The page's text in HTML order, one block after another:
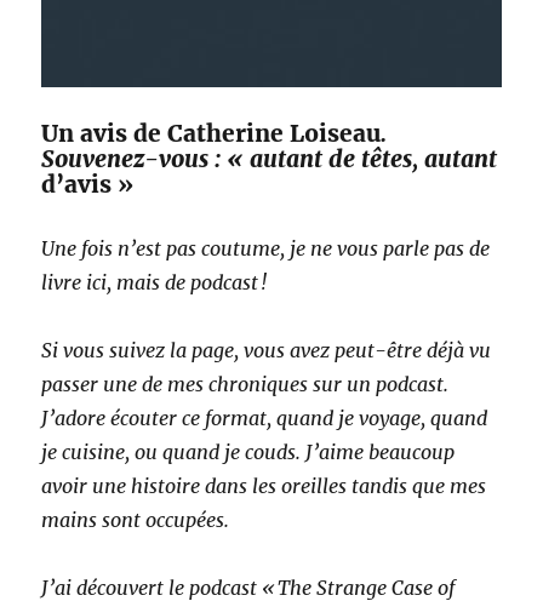
Un avis de Catherine Loiseau.
Souvenez-vous : « autant de têtes, autant
d’avis »
Une fois n’est pas coutume, je ne vous parle pas de
livre ici, mais de podcast !
Si vous suivez la page, vous avez peut-être déjà vu
passer une de mes chroniques sur un podcast.
J’adore écouter ce format, quand je voyage, quand
je cuisine, ou quand je couds. J’aime beaucoup
avoir une histoire dans les oreilles tandis que mes
mains sont occupées.
J’ai découvert le podcast « The Strange Case of